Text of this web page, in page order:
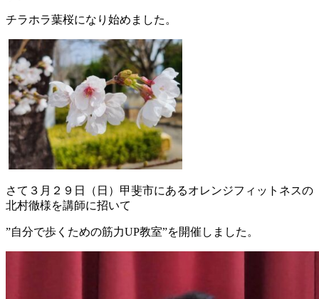
チラホラ葉桜になり始めました。
さて３月２９日（日）甲斐市にあるオレンジフィットネスの
北村徹様を講師に招いて
”自分で歩くための筋力UP教室”を開催しました。